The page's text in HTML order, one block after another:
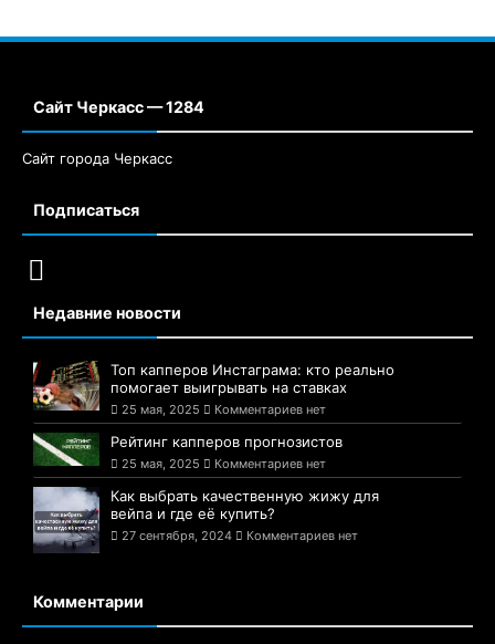
Сайт Черкасс — 1284
Сайт города Черкасс
Подписаться
Недавние новости
Топ капперов Инстаграма: кто реально
помогает выигрывать на ставках
25 мая, 2025 Комментариев нет
Рейтинг капперов прогнозистов
25 мая, 2025 Комментариев нет
Как выбрать качественную жижу для
вейпа и где её купить?
27 сентября, 2024 Комментариев нет
Комментарии